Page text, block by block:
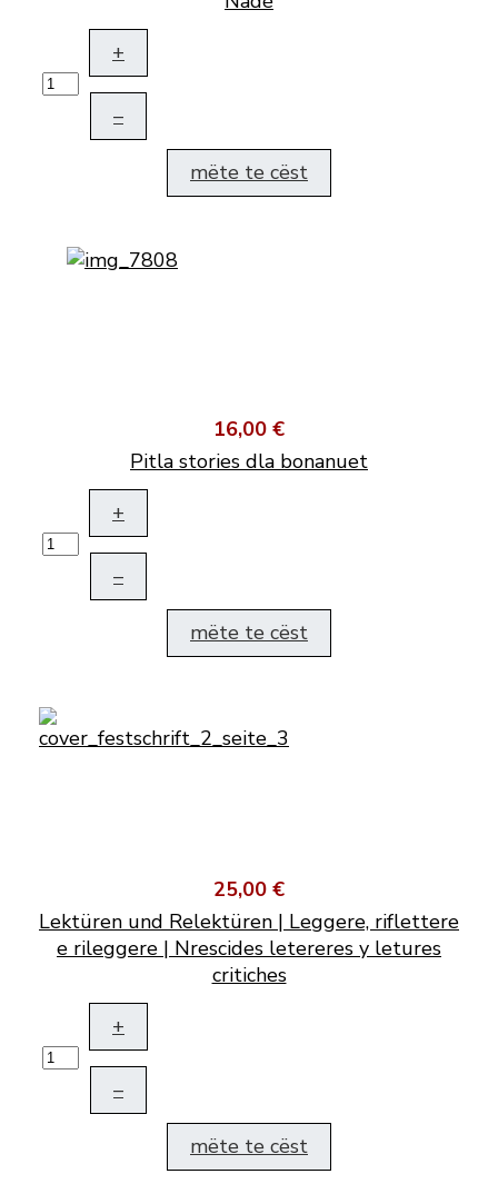
+
–
mëte te cëst
16,00 €
Pitla stories dla bonanuet
+
–
mëte te cëst
25,00 €
Lektüren und Relektüren | Leggere, riflettere
e rileggere | Nrescides letereres y letures
critiches
+
–
mëte te cëst